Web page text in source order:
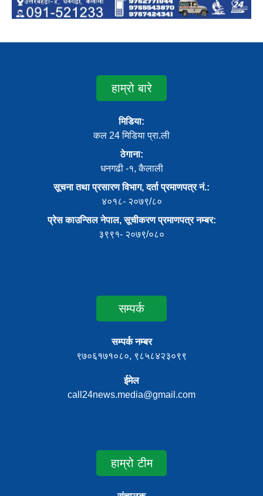
हाम्रो बारे
मिडिया:
कल 24 मिडिया प्रा.ली
ठेगाना:
धनगढी -१, कैलाली
सूचना तथा प्रसारण विभाग, दर्ता प्रमाणपत्र नं.:
४०१८- २०७९/८०
प्रेस काउन्सिल नेपाल, सूचीकरण प्रमाणपत्र नम्बर:
३९९१- २०७९/०८०
सम्पर्क
सम्पर्क नम्बर
९७०६१७१०८०, ९८५८४२३०९९
ईमेल
call24news.media@gmail.com
हाम्रो टीम